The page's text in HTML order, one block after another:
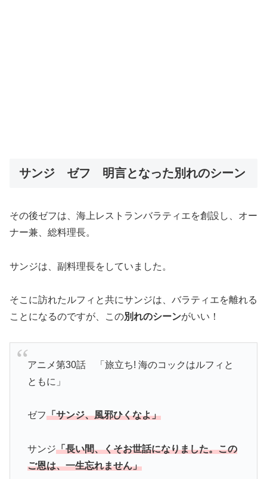
サンジ ゼフ 明言となった別れのシーン
その後ゼフは、 海上レストランバラティエを創設し、 オー
ナー兼、総料理長。
サンジは、副料理長をしていました。
そこに訪れたルフィと共にサンジは、バラティエを離れる
ことになるのですが、この別れのシーンがいい！
アニメ第30話 「旅立ち! 海のコックはルフィと
ともに」
ゼフ「サンジ、風邪ひくなよ」
サンジ「長い間、くそお世話になりました。この
ご恩は、一生忘れません」